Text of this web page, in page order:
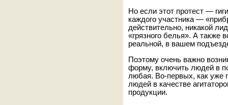
Но если этот протест —
каждого участника —
действительно, никакой
«грязного белья». А также
реальной, в вашем
Поэтому очень важно
форму, включить людей в
любая. Во-первых, как уже
людей в качестве
продукции.